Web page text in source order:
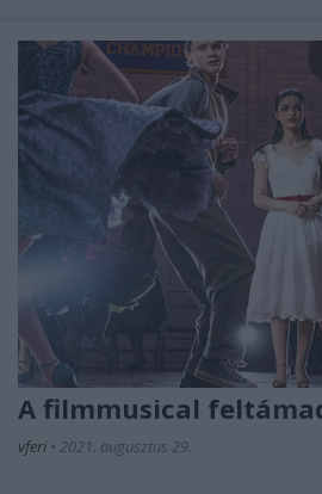
A filmmusical
vferi • 2021. augusztus 29.